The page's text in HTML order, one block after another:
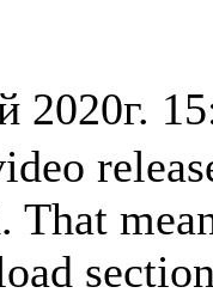
2020г.
That